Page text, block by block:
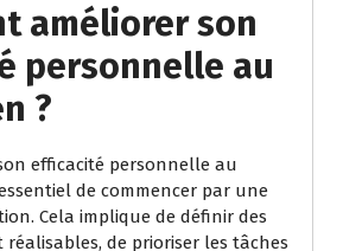
améliorer son
personnelle au
?
efficacité personnelle au
de commencer par une
Cela implique de définir des
réalisables, de prioriser les tâches